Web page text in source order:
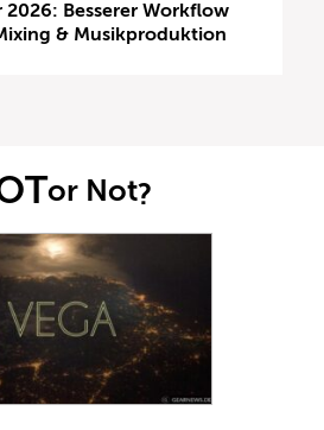
Besserer Workflow
& Musikproduktion
or Not?